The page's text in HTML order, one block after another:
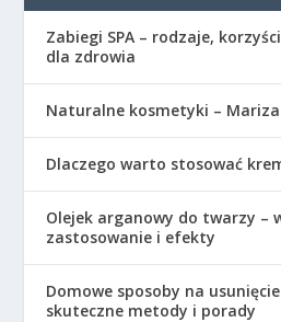
Zabiegi SPA – rodzaje,
dla zdrowia
Naturalne kosmetyki –
Dlaczego warto stosować
Olejek arganowy do twarzy –
zastosowanie i efekty
Domowe sposoby na usunięcie
skuteczne metody i porady